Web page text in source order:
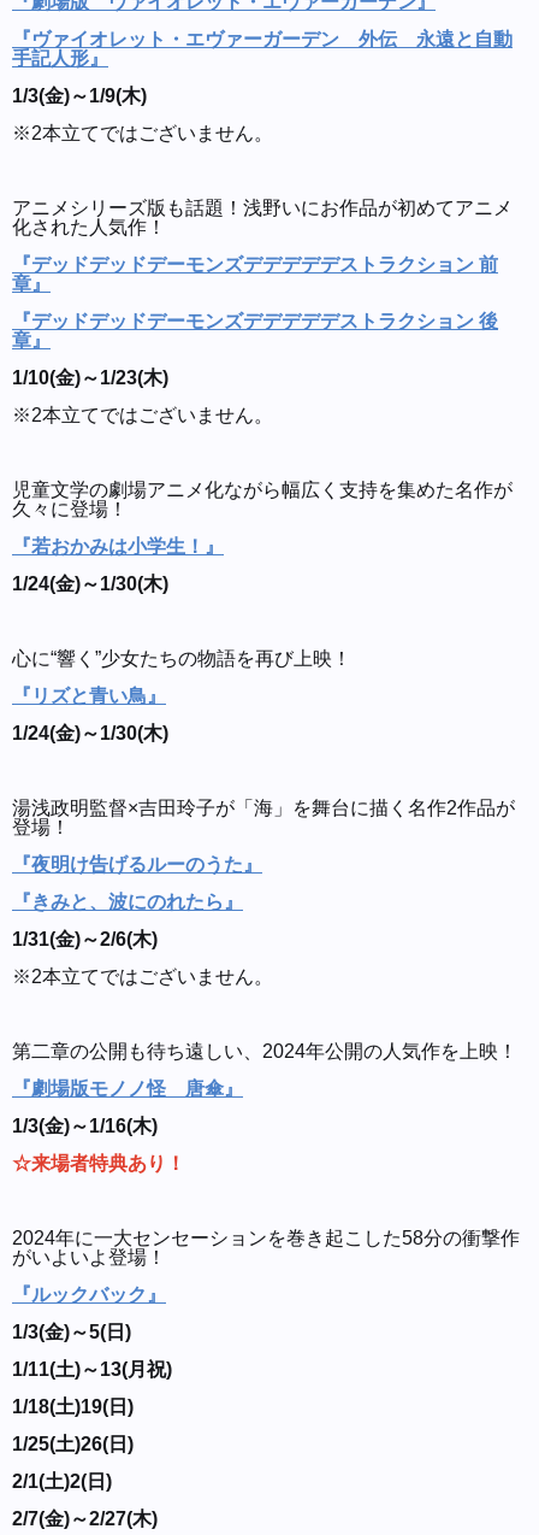
『ヴァイオレット・エヴァーガーデン 外伝 永遠と自動
手記人形』
1/3(金)～1/9(木)
※2本立てではございません。
アニメシリーズ版も話題！浅野いにお作品が初めてアニメ
化された人気作！
『デッドデッドデーモンズデデデデデストラクション 前
章』
『デッドデッドデーモンズデデデデデストラクション 後
章』
1/10(金)～1/23(木)
※2本立てではございません。
児童文学の劇場アニメ化ながら幅広く支持を集めた名作が
久々に登場！
『若おかみは小学生！』
1/24(金)～1/30(木)
心に“響く”少女たちの物語を再び上映！
『リズと青い鳥』
1/24(金)～1/30(木)
湯浅政明監督×吉田玲子が「海」を舞台に描く名作2作品が
登場！
『夜明け告げるルーのうた』
『きみと、波にのれたら』
1/31(金)～2/6(木)
※2本立てではございません。
第二章の公開も待ち遠しい、2024年公開の人気作を上映！
『劇場版モノノ怪 唐傘』
1/3(金)～1/16(木)
☆来場者特典あり！
2024年に一大センセーションを巻き起こした58分の衝撃作
がいよいよ登場！
『ルックバック』
1/3(金)～5(日)
1/11(土)～13(月祝)
1/18(土)19(日)
1/25(土)26(日)
2/1(土)2(日)
2/7(金)～2/27(木)